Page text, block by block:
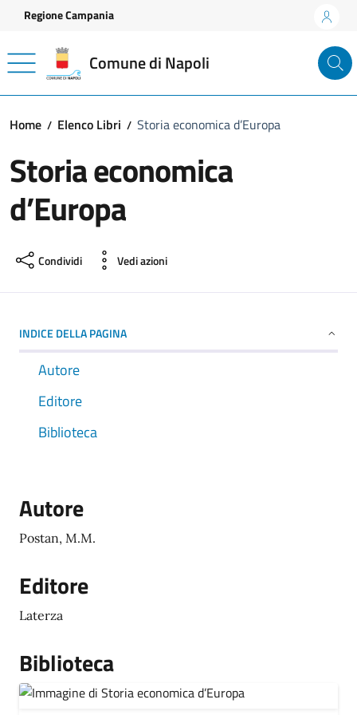
Vai ai contenuti
Vai al footer
Regione Campania
Comune di Napoli
Home Elenco Libri Storia economica d’Europa
Storia economica
d’Europa
Condividi Vedi azioni
INDICE DELLA PAGINA
Autore
Editore
Biblioteca
Autore
Postan, M.M.
Editore
Laterza
Biblioteca